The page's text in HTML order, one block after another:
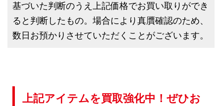
基づいた判断のうえ上記価格でお買い取りができ
ると判断したもの。場合により真贋確認のため、
数日お預かりさせていただくことがございます。
上記アイテムを買取強化中！ぜひお